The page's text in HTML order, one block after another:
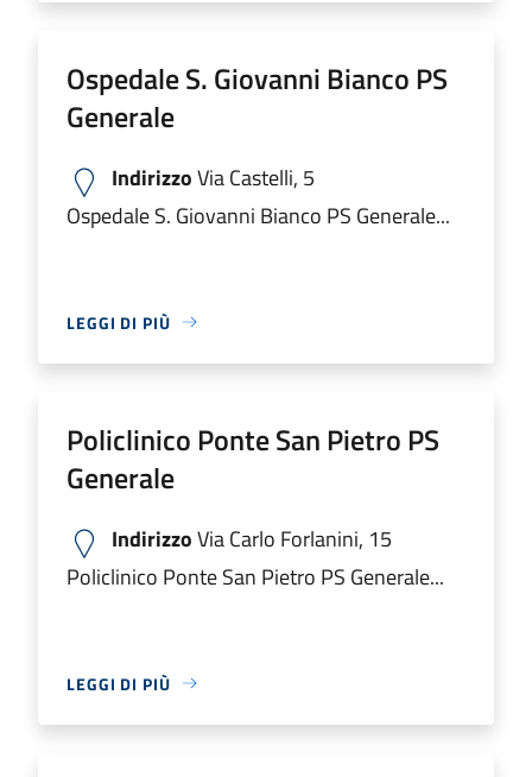
Ospedale S. Giovanni Bianco PS
Generale
IndirizzoVia Castelli, 5
Ospedale S. Giovanni Bianco PS Generale...
LEGGI DI PIÙ
Policlinico Ponte San Pietro PS
Generale
IndirizzoVia Carlo Forlanini, 15
Policlinico Ponte San Pietro PS Generale...
LEGGI DI PIÙ